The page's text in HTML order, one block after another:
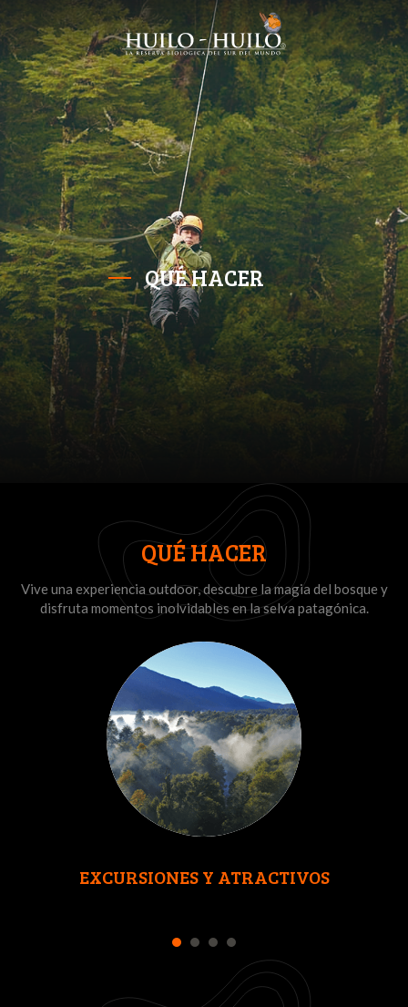
QUÉ HACER
QUÉ HACER
Vive una experiencia outdoor, descubre la magia del bosque y
disfruta momentos inolvidables en la selva patagónica.
EXCURSIONES Y ATRACTIVOS
1 2 3 4